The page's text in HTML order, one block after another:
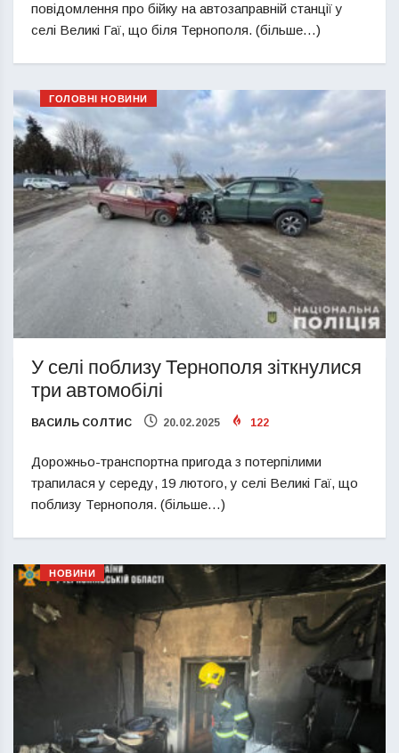
повідомлення про бійку на автозаправній станції у
селі Великі Гаї, що біля Тернополя. (більше…)
ГОЛОВНІ НОВИНИ
У селі поблизу Тернополя зіткнулися
три автомобілі
ВАСИЛЬ СОЛТИС 20.02.2025 122
Дорожньо-транспортна пригода з потерпілими
трапилася у середу, 19 лютого, у селі Великі Гаї, що
поблизу Тернополя. (більше…)
НОВИНИ